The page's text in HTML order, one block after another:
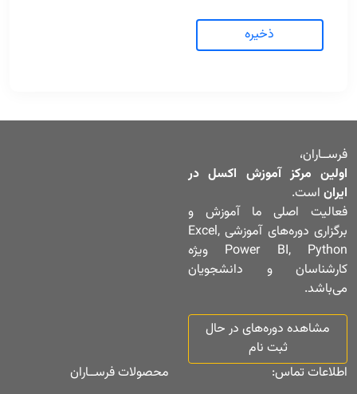
ذخیره
فرســاران،
اولین مرکز آموزش اکسل در
ایران است.
فعالیت اصلی ما آموزش و
برگزاری دوره‌های آموزشی Excel,
Power BI, Python ویژه
کارشناسان و دانشجویان
می‌باشد.
مشاهده دوره‌های در حال
ثبت نام
اطلاعات تماس:
محصولات فرســاران